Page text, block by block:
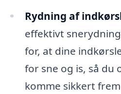
Rydning af
effektivt
for, at dine
for sne og is, så du
komme sikkert